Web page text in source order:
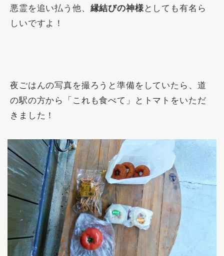
悪霊を追い払う他、 縁結びの神様としても有名ら
しいですよ！
夜ごはんの写真を撮ろうと準備をしていたら、道
の駅の方から「これも食べて」とトマトをいただ
きました！